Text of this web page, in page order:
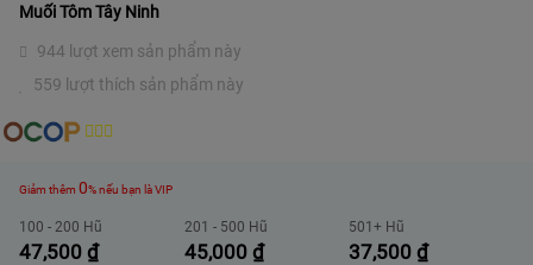
Muối Tôm Tây Ninh
944 lượt xem sản phẩm này
559 lượt thích sản phẩm này
Giảm thêm 0% nếu bạn là VIP
47,500 ₫
100 - 200 Hũ
45,000 ₫
201 - 500 Hũ
37,500₫
501+ Hũ